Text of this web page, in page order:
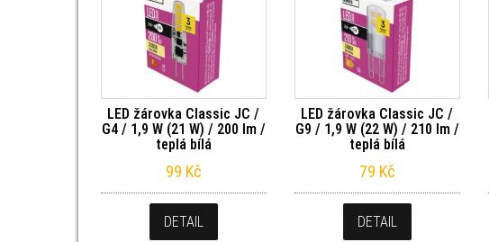
LED žárovka Classic JC /
G4 / 1,9 W (21 W) / 200 lm /
teplá bílá
99 Kč
DETAIL
LED žárovka Classic JC /
G9 / 1,9 W (22 W) / 210 lm /
teplá bílá
79 Kč
DETAIL